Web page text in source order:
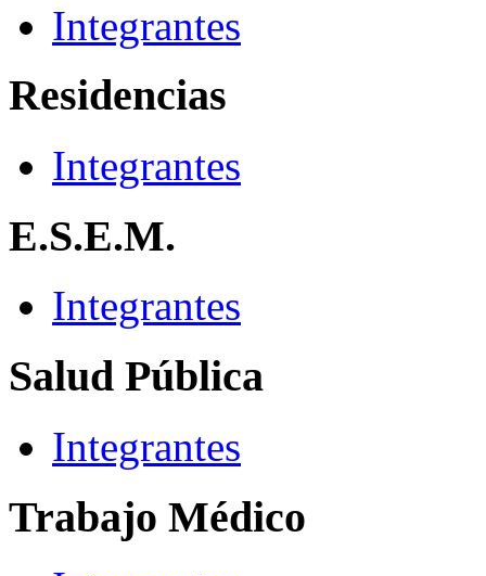
Integrantes
Residencias
Integrantes
E.S.E.M.
Integrantes
Salud Pública
Integrantes
Trabajo Médico